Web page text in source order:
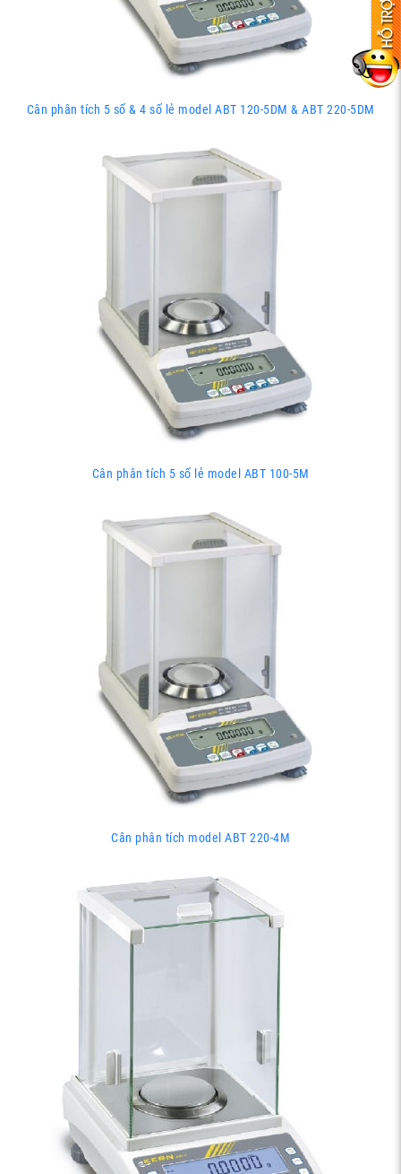
Cân phân tích 5 số & 4 số lẻ model ABT 120-5DM & ABT 220-5DM
Cân phân tích 5 số lẻ model ABT 100-5M
Cân phân tích model ABT 220-4M